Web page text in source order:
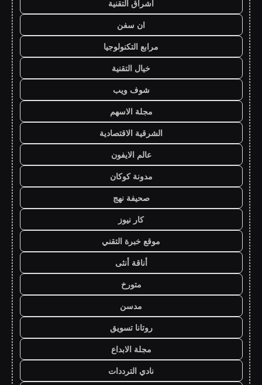
اشراق التقنية
ان سفن
مرابع التكنولوجيا
خيال التقنية
شوف ويب
مجلة الاسهم
الشرقية الاقتصادية
عالم الايفون
مدونة كوكان
صحيفة نهج
كار نيوز
موقع خبرة التقني
أناقة أنثى
متورخ
مدسن
روتانا تسويق
مجلة الابداع
نادي الترددات